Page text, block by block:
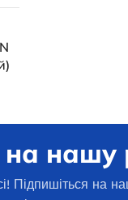
Генератор
открытого
на нашу
Підпишіться на